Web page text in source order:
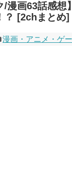
/漫画63話感想
？ [2chまとめ]
漫画・アニメ・ゲ